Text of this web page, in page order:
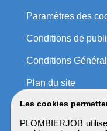
Les cookies
PLOMBIERJOB
Paramètres des
Conditions de
Conditions
Plan du site